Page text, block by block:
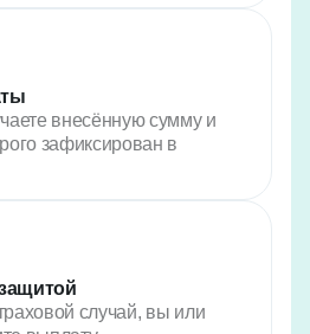
внесённую сумму и
зафиксирован в
случай, вы или